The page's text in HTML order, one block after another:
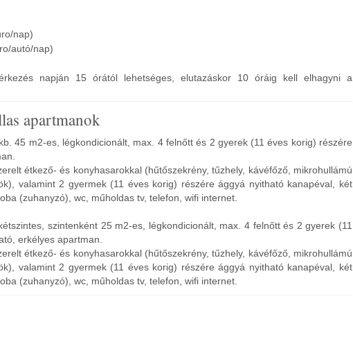
nap)
autó/nap)
napján 15 órától lehetséges, elutazáskor 10 óráig kell elhagyni a
apartmanok
kb. 45 m2-es, légkondicionált, max. 4 felnőtt és 2 gyerek (11 éves korig) részére
étkező- és konyhasarokkal (hűtőszekrény, tűzhely, kávéfőző, mikrohullámú
valamint 2 gyermek (11 éves korig) részére ággyá nyitható kanapéval, két
(zuhanyzó), wc, műholdas tv, telefon, wifi internet.
szintenként 25 m2-es, légkondicionált, max. 4 felnőtt és 2 gyerek (11
erkélyes apartman.
étkező- és konyhasarokkal (hűtőszekrény, tűzhely, kávéfőző, mikrohullámú
valamint 2 gyermek (11 éves korig) részére ággyá nyitható kanapéval, két
(zuhanyzó), wc, műholdas tv, telefon, wifi internet.